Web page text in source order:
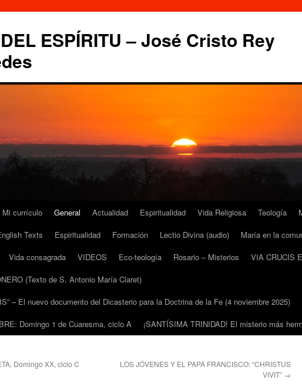
ESPÍRITU – José Cristo Rey
Mi currículo General Actualidad Espiritualidad Vida Religiosa Teología
Texts Espiritualidad Formación Lectio Divina (audio) María en la
Vida consagrada VIDEOS Eco-teología Rosario – Misterios VIA CRUCIS
(Texto de S. Antonio María Claret)
– El nuevo documento del Dicasterio para la Doctrina de la Fe (4 noviembre 2025)
Domingo 1 de Cuaresma, ciclo A
¡SANTÍSIMA TRINIDAD! El misterio más
Domingo XX, ciclo C
LOS JÓVENES Y EL PAPA FRANCISCO: “CHRISTUS
VIVIT” →